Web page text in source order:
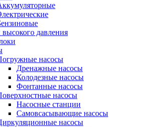
давления
насосы
Дренажные насосы
Колодезные насосы
Фонтанные насосы
насосы
Насосные станции
Самовсасывающие насосы
насосы